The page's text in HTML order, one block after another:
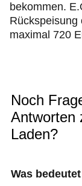
bekommen.
Rückspeisung
maximal 720
Noch
Antworten
Laden?
Was